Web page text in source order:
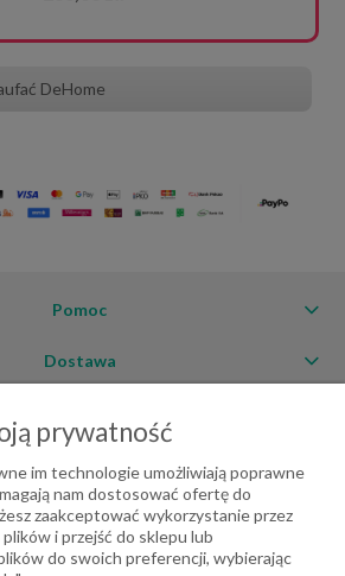
DeHome
Pomoc
Dostawa
O firmie
prywatność
im technologie umożliwiają poprawne
nam dostosować ofertę do
zaakceptować wykorzystanie przez
i przejść do sklepu lub
do swoich preferencji, wybierając